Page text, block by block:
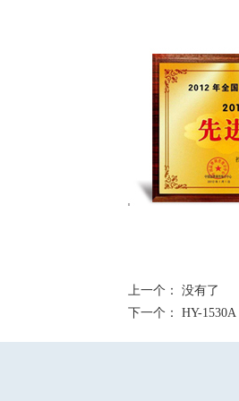
上一个： 没有了
下一个： HY-1530A